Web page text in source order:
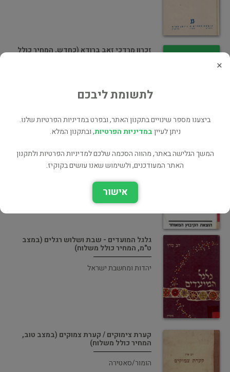
זכרון מרדכי זאב ברודא (כחדש, המחיר כולל
(במצב ט"מ, המחיר כולל משלוח)
גלגל המועדים - שבת ושלוש רגלים (במצב
ט"מ, המחיר כולל משלוח)
יהדות ומחשבת ישראל
קערת צימוקים / קערת צמוקים (במצב טוב,
המחיר כולל משלוח)
הומור/סאטירה
×
לתשומת ליבכם
ביצענו מספר שינויים בתקנון האתר, ובפרט במדיניות הפרטיות שלנו.
ניתן לעייןבמדיניות הפרטיות, ובתקנון המלא.
המשך הגלישה באתר, מהווה הסכמה שלכם למדיניות הפרטיות ולתקנון
האתר המעודכנים, ולשימוש שאנו עושים בקוקיז.
אישור